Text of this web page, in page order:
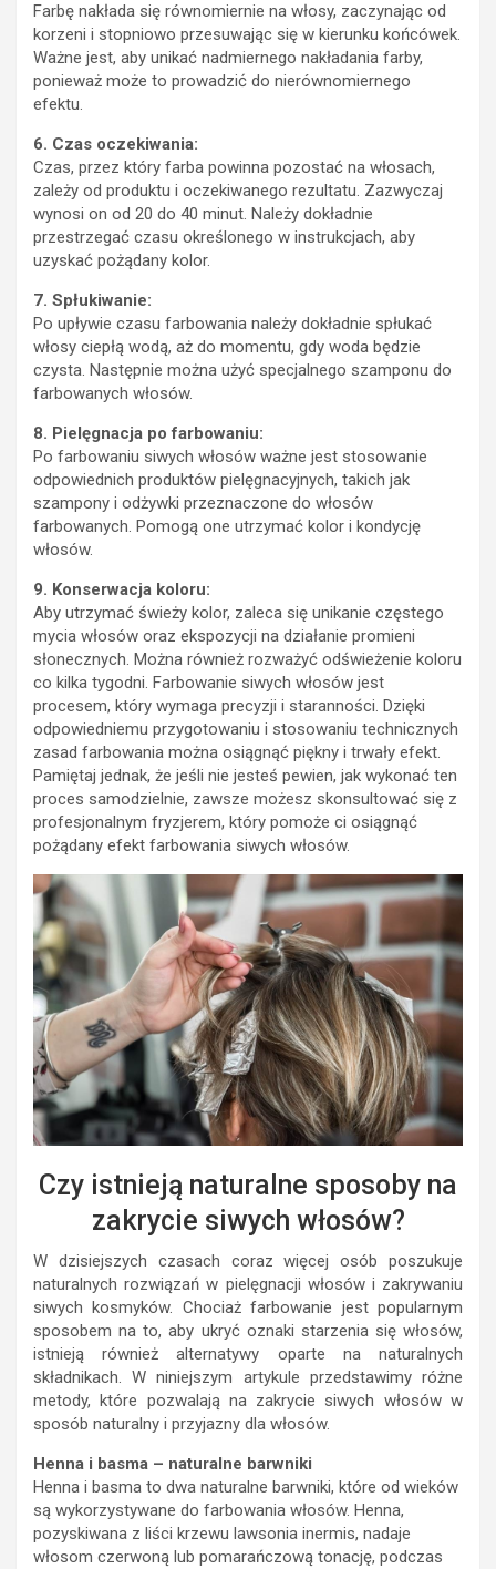
Farbę nakłada się równomiernie na włosy, zaczynając od
korzeni i stopniowo przesuwając się w kierunku końcówek.
Ważne jest, aby unikać nadmiernego nakładania farby,
ponieważ może to prowadzić do nierównomiernego
efektu.
6. Czas oczekiwania:
Czas, przez który farba powinna pozostać na włosach,
zależy od produktu i oczekiwanego rezultatu. Zazwyczaj
wynosi on od 20 do 40 minut. Należy dokładnie
przestrzegać czasu określonego w instrukcjach, aby
uzyskać pożądany kolor.
7. Spłukiwanie:
Po upływie czasu farbowania należy dokładnie spłukać
włosy ciepłą wodą, aż do momentu, gdy woda będzie
czysta. Następnie można użyć specjalnego szamponu do
farbowanych włosów.
8. Pielęgnacja po farbowaniu:
Po farbowaniu siwych włosów ważne jest stosowanie
odpowiednich produktów pielęgnacyjnych, takich jak
szampony i odżywki przeznaczone do włosów
farbowanych. Pomogą one utrzymać kolor i kondycję
włosów.
9. Konserwacja koloru:
Aby utrzymać świeży kolor, zaleca się unikanie częstego
mycia włosów oraz ekspozycji na działanie promieni
słonecznych. Można również rozważyć odświeżenie koloru
co kilka tygodni. Farbowanie siwych włosów jest
procesem, który wymaga precyzji i staranności. Dzięki
odpowiedniemu przygotowaniu i stosowaniu technicznych
zasad farbowania można osiągnąć piękny i trwały efekt.
Pamiętaj jednak, że jeśli nie jesteś pewien, jak wykonać ten
proces samodzielnie, zawsze możesz skonsultować się z
profesjonalnym fryzjerem, który pomoże ci osiągnąć
pożądany efekt farbowania siwych włosów.
Czy istnieją naturalne sposoby na
zakrycie siwych włosów?
W dzisiejszych czasach coraz więcej osób poszukuje
naturalnych rozwiązań w pielęgnacji włosów i zakrywaniu
siwych kosmyków. Chociaż farbowanie jest popularnym
sposobem na to, aby ukryć oznaki starzenia się włosów,
istnieją również alternatywy oparte na naturalnych
składnikach. W niniejszym artykule przedstawimy różne
metody, które pozwalają na zakrycie siwych włosów w
sposób naturalny i przyjazny dla włosów.
Henna i basma – naturalne barwniki
Henna i basma to dwa naturalne barwniki, które od wieków
są wykorzystywane do farbowania włosów. Henna,
pozyskiwana z liści krzewu lawsonia inermis, nadaje
włosom czerwoną lub pomarańczową tonację, podczas